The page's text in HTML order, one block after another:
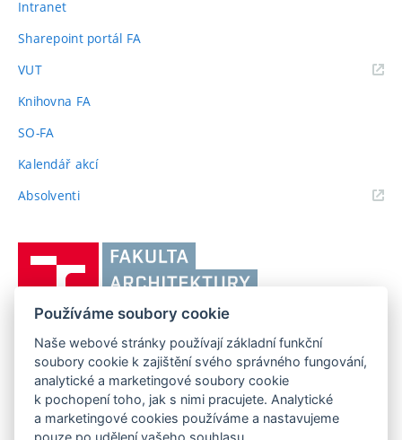
Intranet
Sharepoint portál FA
VUT(externí
Knihovna FA
SO-FA
Kalendář akcí
Absolventi(externí
Brně,
Fakulta
architektury
FAKULTA ARCHITEKTURY VUT V BRNĚ
Poříčí 273/5, 639 00 Brno
Telefon: 54114 6600
www.fa.vutbr.cz
info@fa.vutbr.cz
Používáme soubory cookie
Naše webové stránky používají základní funkční
soubory cookie k zajištění svého správného fungování,
analytické a marketingové soubory cookie
k pochopení toho, jak s nimi pracujete. Analytické
a marketingové cookies používáme a nastavujeme
pouze po udělení vašeho souhlasu.